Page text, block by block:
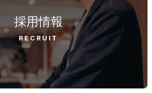
採用情報
RECRUIT